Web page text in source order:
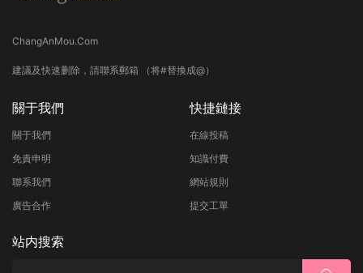
ChangAnMou.Com
建議及快速删除，請聯系郵箱 （将#替換成@）
關于我們
關于我們
免責申明
聯系我們
廣告合作
快捷鏈接
在線投稿
知識付費
網站規則
提交工單
站内搜索